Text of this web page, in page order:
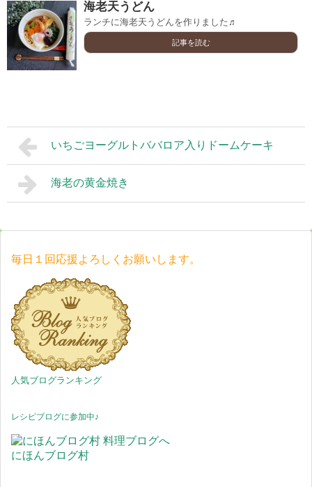
海老天うどん
ランチに海老天うどんを作りました♬
記事を読む
いちごヨーグルトババロア入りドームケーキ
海老の黄金焼き
毎日１回応援よろしくお願いします。
人気ブログランキング
レシピブログに参加中♪
にほんブログ村